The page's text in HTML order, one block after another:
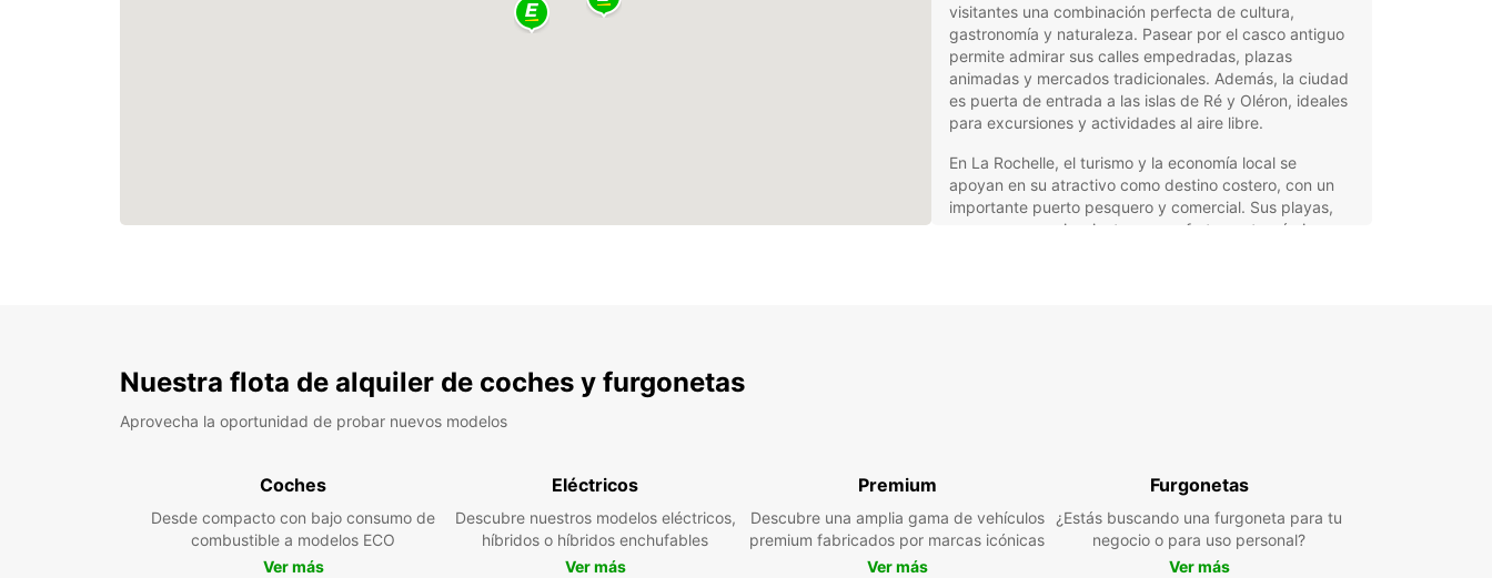
visitantes una combinación perfecta de cultura,
gastronomía y naturaleza. Pasear por el casco antiguo
permite admirar sus calles empedradas, plazas
animadas y mercados tradicionales. Además, la ciudad
es puerta de entrada a las islas de Ré y Oléron, ideales
para excursiones y actividades al aire libre.
En La Rochelle, el turismo y la economía local se
apoyan en su atractivo como destino costero, con un
importante puerto pesquero y comercial. Sus playas,
museos y acuarios, junto a una oferta gastronómica
La Rochelle. Desde coches urbanos compactos para
monovolúmenes para familias o grupos, pasando por
coches de lujo y deportivos para quienes buscan
Nuestra flota de alquiler de coches y furgonetas
Aprovecha la oportunidad de probar nuevos modelos
Coches
Desde compacto con bajo consumo de
combustible a modelos ECO
Ver más
Eléctricos
Descubre nuestros modelos eléctricos,
híbridos o híbridos enchufables
Ver más
Premium
Descubre una amplia gama de vehículos
premium fabricados por marcas icónicas
Ver más
Furgonetas
¿Estás buscando una furgoneta para tu
negocio o para uso personal?
Ver más